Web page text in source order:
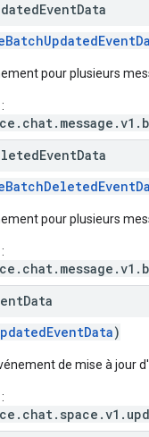
EventData
pour plusieurs
EventData
pour plusieurs
Data
)
de mise à jour